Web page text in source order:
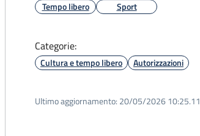
Tempo libero Sport
Categorie:
Cultura e tempo libero Autorizzazioni
Ultimo aggiornamento: 20/05/2026 10:25.11